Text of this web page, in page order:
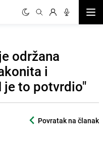
održana
i
je to potvrdio"
Povratak na članak